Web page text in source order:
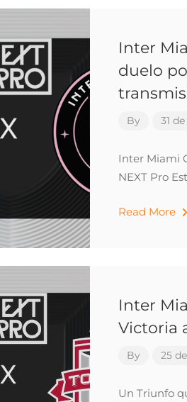
Inter
duelo
By 31
Inter Miami
NEXT Pro
Read More
Inter
Victoria
By 25
Un Triunfo